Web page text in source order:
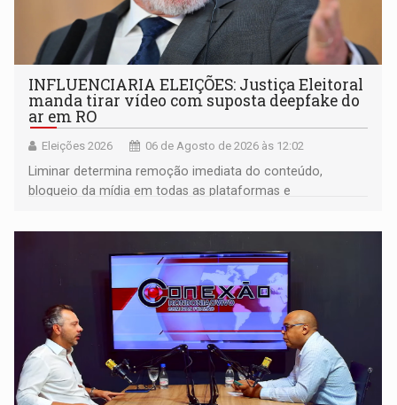
INFLUENCIARIA ELEIÇÕES: Justiça Eleitoral
manda tirar vídeo com suposta deepfake do
ar em RO
Eleições 2026 06 de Agosto de 2026 às 12:02
Liminar determina remoção imediata do conteúdo,
bloqueio da mídia em todas as plataformas e